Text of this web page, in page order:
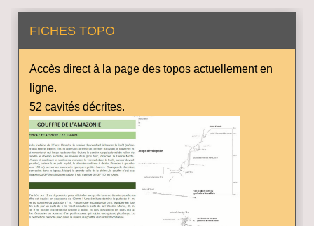
FICHES TOPO
Accès direct à la page des topos actuellement en
ligne.
52 cavités décrites.